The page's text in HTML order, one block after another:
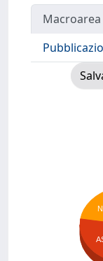
Macroarea